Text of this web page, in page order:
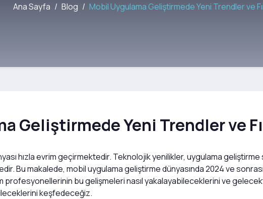
Ana Sayfa Blog Mobil Uygulama Geliştirmede Yeni Trendler ve
Geliştirmede Yeni Trendler ve
hızla evrim geçirmektedir. Teknolojik yenilikler, uygulama
Bu makalede, mobil uygulama geliştirme dünyasında 2024 ve
profesyonellerinin bu gelişmeleri nasıl yakalayabileceklerini ve
keşfedeceğiz.